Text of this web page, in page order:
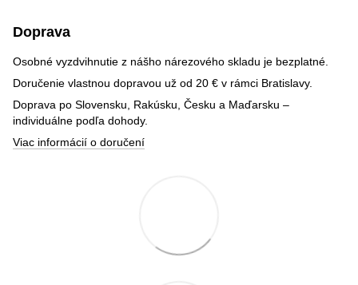
Doprava
Osobné vyzdvihnutie z nášho nárezového skladu je bezplatné.
Doručenie vlastnou dopravou už od 20 € v rámci Bratislavy.
Doprava po Slovensku, Rakúsku, Česku a Maďarsku –
individuálne podľa dohody.
Viac informácií o doručení